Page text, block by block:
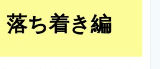
落ち着き編